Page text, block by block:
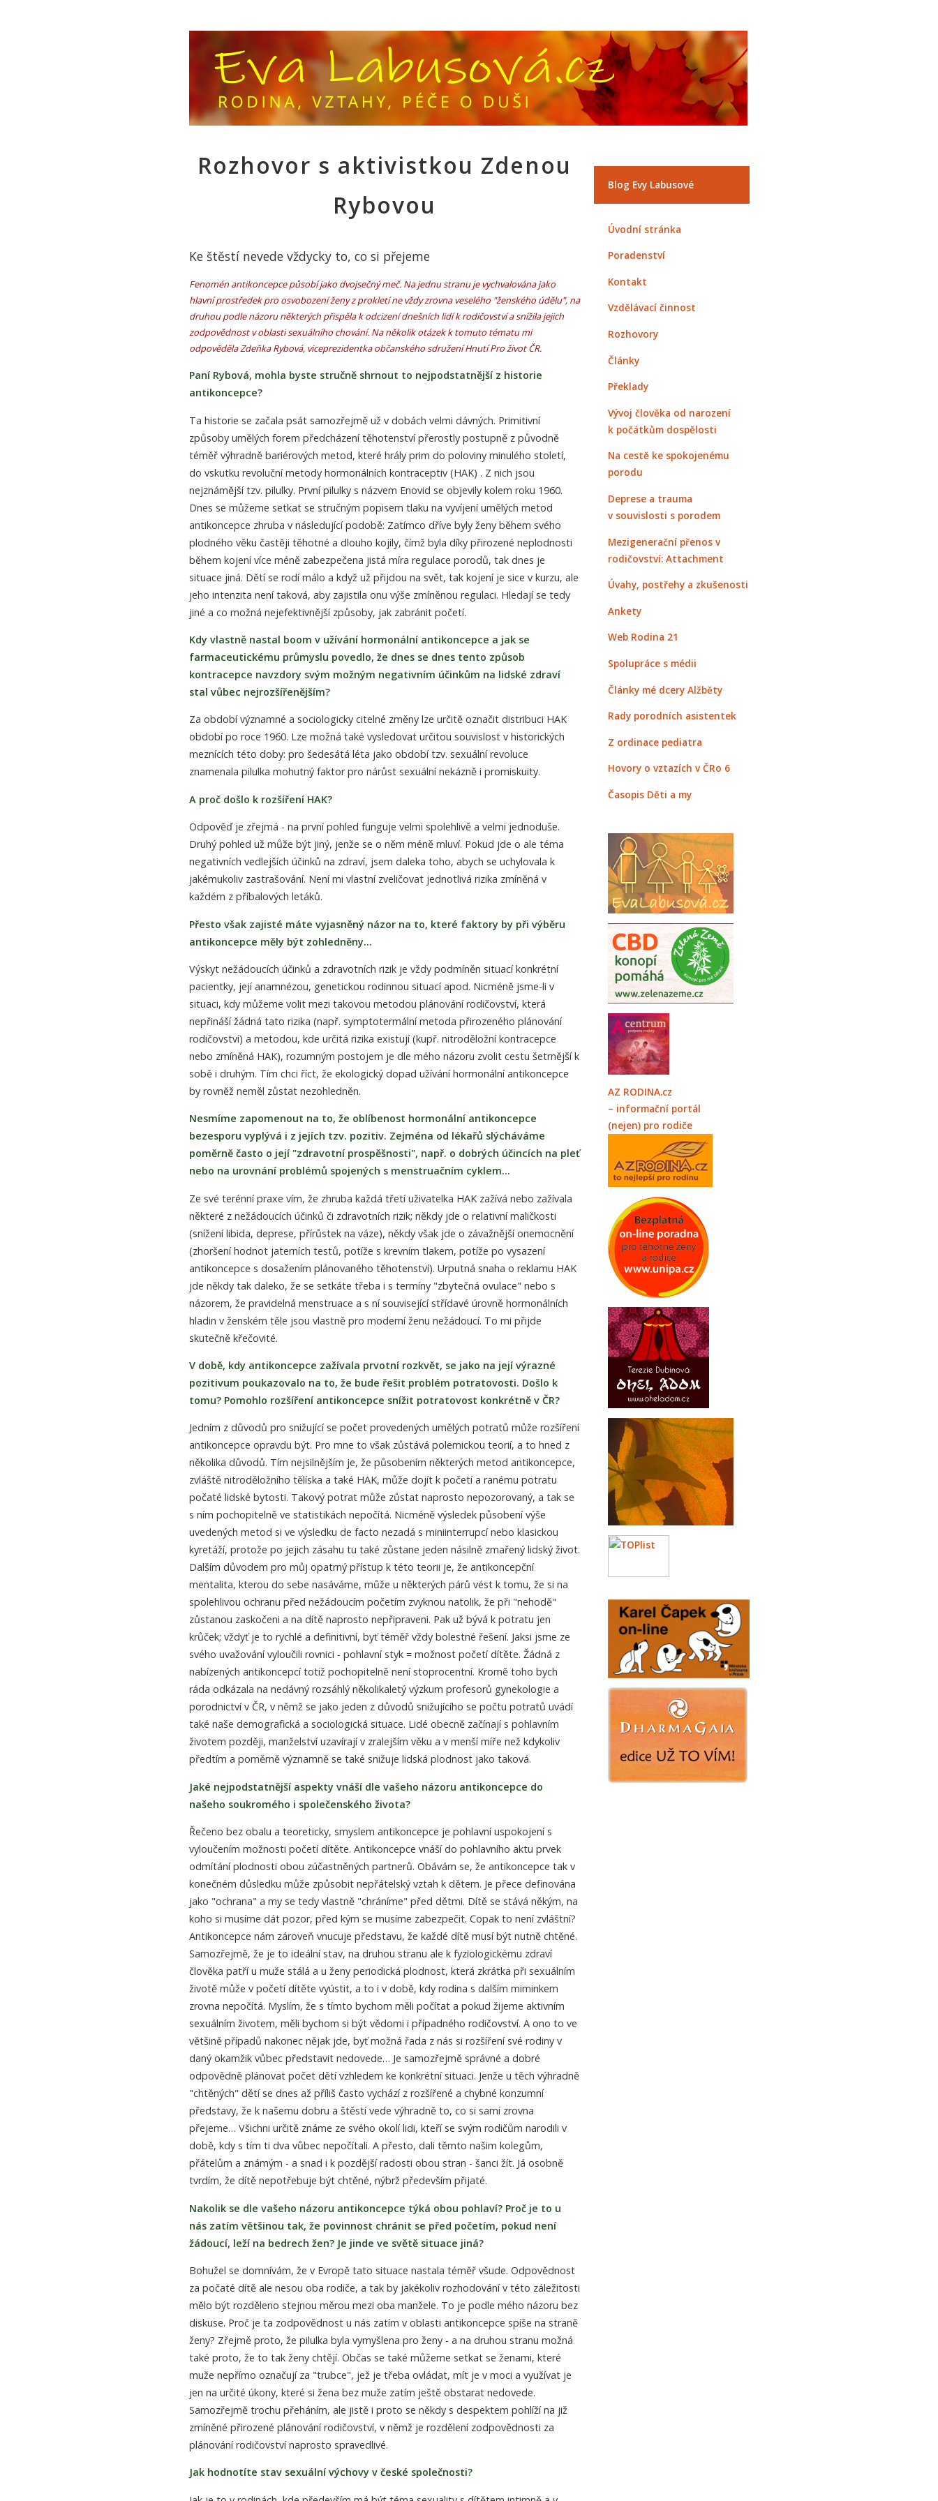
Rozhovor s aktivistkou Zdenou
Rybovou
Ke štěstí nevede vždycky to, co si přejeme
Fenomén antikoncepce působí jako dvojsečný meč. Na jednu stranu je vychvalována jako
hlavní prostředek pro osvobození ženy z prokletí ne vždy zrovna veselého "ženského údělu", na
druhou podle názoru některých přispěla k odcizení dnešních lidí k rodičovství a snížila jejich
zodpovědnost v oblasti sexuálního chování. Na několik otázek k tomuto tématu mi
odpověděla Zdeňka Rybová, viceprezidentka občanského sdružení Hnutí Pro život ČR.
Paní Rybová, mohla byste stručně shrnout to nejpodstatnější z historie
antikoncepce?
Ta historie se začala psát samozřejmě už v dobách velmi dávných. Primitivní
způsoby umělých forem předcházení těhotenství přerostly postupně z původně
téměř výhradně bariérových metod, které hrály prim do poloviny minulého století,
do vskutku revoluční metody hormonálních kontraceptiv (HAK) . Z nich jsou
nejznámější tzv. pilulky. První pilulky s názvem Enovid se objevily kolem roku 1960.
Dnes se můžeme setkat se stručným popisem tlaku na vyvíjení umělých metod
antikoncepce zhruba v následující podobě: Zatímco dříve byly ženy během svého
plodného věku častěji těhotné a dlouho kojily, čímž byla díky přirozené neplodnosti
během kojení více méně zabezpečena jistá míra regulace porodů, tak dnes je
situace jiná. Dětí se rodí málo a když už přijdou na svět, tak kojení je sice v kurzu, ale
jeho intenzita není taková, aby zajistila onu výše zmíněnou regulaci. Hledají se tedy
jiné a co možná nejefektivnější způsoby, jak zabránit početí.
Kdy vlastně nastal boom v užívání hormonální antikoncepce a jak se
farmaceutickému průmyslu povedlo, že dnes se dnes tento způsob
kontracepce navzdory svým možným negativním účinkům na lidské zdraví
stal vůbec nejrozšířenějším?
Za období významné a sociologicky citelné změny lze určitě označit distribuci HAK
období po roce 1960. Lze možná také vysledovat určitou souvislost v historických
meznících této doby: pro šedesátá léta jako období tzv. sexuální revoluce
znamenala pilulka mohutný faktor pro nárůst sexuální nekázně i promiskuity.
A proč došlo k rozšíření HAK?
Odpověď je zřejmá - na první pohled funguje velmi spolehlivě a velmi jednoduše.
Druhý pohled už může být jiný, jenže se o něm méně mluví. Pokud jde o ale téma
negativních vedlejších účinků na zdraví, jsem daleka toho, abych se uchylovala k
jakémukoliv zastrašování. Není mi vlastní zveličovat jednotlivá rizika zmíněná v
každém z příbalových letáků.
Přesto však zajisté máte vyjasněný názor na to, které faktory by při výběru
antikoncepce měly být zohledněny…
Výskyt nežádoucích účinků a zdravotních rizik je vždy podmíněn situací konkrétní
pacientky, její anamnézou, genetickou rodinnou situací apod. Nicméně jsme-li v
situaci, kdy můžeme volit mezi takovou metodou plánování rodičovství, která
nepřináší žádná tato rizika (např. symptotermální metoda přirozeného plánování
rodičovství) a metodou, kde určitá rizika existují (kupř. nitroděložní kontracepce
nebo zmíněná HAK), rozumným postojem je dle mého názoru zvolit cestu šetrnější k
sobě i druhým. Tím chci říct, že ekologický dopad užívání hormonální antikoncepce
by rovněž neměl zůstat nezohledněn.
Nesmíme zapomenout na to, že oblíbenost hormonální antikoncepce
bezesporu vyplývá i z jejích tzv. pozitiv. Zejména od lékařů slýcháváme
poměrně často o její "zdravotní prospěšnosti", např. o dobrých účincích na pleť
nebo na urovnání problémů spojených s menstruačním cyklem…
Ze své terénní praxe vím, že zhruba každá třetí uživatelka HAK zažívá nebo zažívala
některé z nežádoucích účinků či zdravotních rizik; někdy jde o relativní maličkosti
(snížení libida, deprese, přírůstek na váze), někdy však jde o závažnější onemocnění
(zhoršení hodnot jaterních testů, potíže s krevním tlakem, potíže po vysazení
antikoncepce s dosažením plánovaného těhotenství). Urputná snaha o reklamu HAK
jde někdy tak daleko, že se setkáte třeba i s termíny "zbytečná ovulace" nebo s
názorem, že pravidelná menstruace a s ní související střídavé úrovně hormonálních
hladin v ženském těle jsou vlastně pro moderní ženu nežádoucí. To mi přijde
skutečně křečovité.
V době, kdy antikoncepce zažívala prvotní rozkvět, se jako na její výrazné
pozitivum poukazovalo na to, že bude řešit problém potratovosti. Došlo k
tomu? Pomohlo rozšíření antikoncepce snížit potratovost konkrétně v ČR?
Jedním z důvodů pro snižující se počet provedených umělých potratů může rozšíření
antikoncepce opravdu být. Pro mne to však zůstává polemickou teorií, a to hned z
několika důvodů. Tím nejsilnějším je, že působením některých metod antikoncepce,
zvláště nitroděložního tělíska a také HAK, může dojít k početí a ranému potratu
počaté lidské bytosti. Takový potrat může zůstat naprosto nepozorovaný, a tak se
s ním pochopitelně ve statistikách nepočítá. Nicméně výsledek působení výše
uvedených metod si ve výsledku de facto nezadá s miniinterrupcí nebo klasickou
kyretáží, protože po jejich zásahu tu také zůstane jeden násilně zmařený lidský život.
Dalším důvodem pro můj opatrný přístup k této teorii je, že antikoncepční
mentalita, kterou do sebe nasáváme, může u některých párů vést k tomu, že si na
spolehlivou ochranu před nežádoucím početím zvyknou natolik, že při "nehodě"
zůstanou zaskočeni a na dítě naprosto nepřipraveni. Pak už bývá k potratu jen
krůček; vždyť je to rychlé a definitivní, byť téměř vždy bolestné řešení. Jaksi jsme ze
svého uvažování vyloučili rovnici - pohlavní styk = možnost početí dítěte. Žádná z
nabízených antikoncepcí totiž pochopitelně není stoprocentní. Kromě toho bych
ráda odkázala na nedávný rozsáhlý několikaletý výzkum profesorů gynekologie a
porodnictví v ČR, v němž se jako jeden z důvodů snižujícího se počtu potratů uvádí
také naše demografická a sociologická situace. Lidé obecně začínají s pohlavním
životem později, manželství uzavírají v zralejším věku a v menší míře než kdykoliv
předtím a poměrně významně se také snižuje lidská plodnost jako taková.
Jaké nejpodstatnější aspekty vnáší dle vašeho názoru antikoncepce do
našeho soukromého i společenského života?
Řečeno bez obalu a teoreticky, smyslem antikoncepce je pohlavní uspokojení s
vyloučením možnosti početí dítěte. Antikoncepce vnáší do pohlavního aktu prvek
odmítání plodnosti obou zúčastněných partnerů. Obávám se, že antikoncepce tak v
konečném důsledku může způsobit nepřátelský vztah k dětem. Je přece definována
jako "ochrana" a my se tedy vlastně "chráníme" před dětmi. Dítě se stává někým, na
koho si musíme dát pozor, před kým se musíme zabezpečit. Copak to není zvláštní?
Antikoncepce nám zároveň vnucuje představu, že každé dítě musí být nutně chtěné.
Samozřejmě, že je to ideální stav, na druhou stranu ale k fyziologickému zdraví
člověka patří u muže stálá a u ženy periodická plodnost, která zkrátka při sexuálním
životě může v početí dítěte vyústit, a to i v době, kdy rodina s dalším miminkem
zrovna nepočítá. Myslím, že s tímto bychom měli počítat a pokud žijeme aktivním
sexuálním životem, měli bychom si být vědomi i případného rodičovství. A ono to ve
většině případů nakonec nějak jde, byť možná řada z nás si rozšíření své rodiny v
daný okamžik vůbec představit nedovede… Je samozřejmě správné a dobré
odpovědně plánovat počet dětí vzhledem ke konkrétní situaci. Jenže u těch výhradně
"chtěných" dětí se dnes až příliš často vychází z rozšířené a chybné konzumní
představy, že k našemu dobru a štěstí vede výhradně to, co si sami zrovna
přejeme… Všichni určitě známe ze svého okolí lidi, kteří se svým rodičům narodili v
době, kdy s tím ti dva vůbec nepočítali. A přesto, dali těmto našim kolegům,
přátelům a známým - a snad i k pozdější radosti obou stran - šanci žít. Já osobně
tvrdím, že dítě nepotřebuje být chtěné, nýbrž především přijaté.
Nakolik se dle vašeho názoru antikoncepce týká obou pohlaví? Proč je to u
nás zatím většinou tak, že povinnost chránit se před početím, pokud není
žádoucí, leží na bedrech žen? Je jinde ve světě situace jiná?
Bohužel se domnívám, že v Evropě tato situace nastala téměř všude. Odpovědnost
za počaté dítě ale nesou oba rodiče, a tak by jakékoliv rozhodování v této záležitosti
mělo být rozděleno stejnou měrou mezi oba manžele. To je podle mého názoru bez
diskuse. Proč je ta zodpovědnost u nás zatím v oblasti antikoncepce spíše na straně
ženy? Zřejmě proto, že pilulka byla vymyšlena pro ženy - a na druhou stranu možná
také proto, že to tak ženy chtějí. Občas se také můžeme setkat se ženami, které
muže nepřímo označují za "trubce", jež je třeba ovládat, mít je v moci a využívat je
jen na určité úkony, které si žena bez muže zatím ještě obstarat nedovede.
Samozřejmě trochu přeháním, ale jistě i proto se někdy s despektem pohlíží na již
zmíněné přirozené plánování rodičovství, v němž je rozdělení zodpovědnosti za
plánování rodičovství naprosto spravedlivé.
Jak hodnotíte stav sexuální výchovy v české společnosti?
Blog Evy Labusové
Úvodní stránka
Poradenství
Kontakt
Vzdělávací činnost
Rozhovory
Články
Překlady
Vývoj člověka od narození
k počátkům dospělosti
Na cestě ke spokojenému
porodu
Deprese a trauma
v souvislosti s porodem
Mezigenerační přenos v
rodičovství: Attachment
Úvahy, postřehy a zkušenosti
Ankety
Web Rodina 21
Spolupráce s médii
Články mé dcery Alžběty
Rady porodních asistentek
Z ordinace pediatra
Hovory o vztazích v ČRo 6
Časopis Děti a my
AZ RODINA.cz
– informační portál
(nejen) pro rodiče